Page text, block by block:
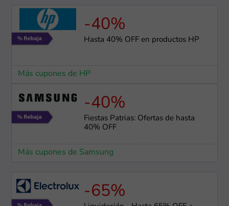
-40%
Hasta 40% OFF en productos HP
Más cupones de HP
-40%
Fiestas Patrias: Ofertas de hasta
40% OFF
Más cupones de Samsung
-65%